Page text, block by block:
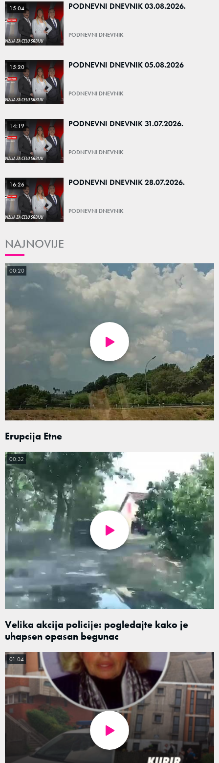
15:04 PODNEVNI DNEVNIK 03.08.2026.
PODNEVNI DNEVNIK
15:20 PODNEVNI DNEVNIK 05.08.2026
PODNEVNI DNEVNIK
14:19 PODNEVNI DNEVNIK 31.07.2026.
PODNEVNI DNEVNIK
16:26 PODNEVNI DNEVNIK 28.07.2026.
PODNEVNI DNEVNIK
NAJNOVIJE
Erupcija Etne
00:20
Velika akcija policije: pogledajte kako je
uhapsen opasan begunac
00:32
01:04